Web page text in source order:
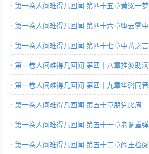
第一卷人间难得几回闻 第四十五章黄粱一梦
第一卷人间难得几回闻 第四十六章堕云雾中
第一卷人间难得几回闻 第四十七章中冓之言
第一卷人间难得几回闻 第四十八章推波助澜
第一卷人间难得几回闻 第四十九章笙磬同音
第一卷人间难得几回闻 第五十章朋党比周
第一卷人间难得几回闻 第五十一章老调重弹
第一卷人间难得几回闻 第五十二章阎王检阅